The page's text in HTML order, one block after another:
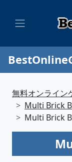
無料オンライン
Multi Brick
Multi Brick